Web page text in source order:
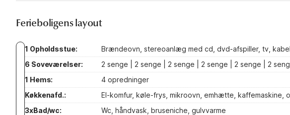
Ferieboligens layout
1 Opholdsstue:
Brændeovn, stereoanlæg med cd, dvd-afspiller, tv,
6 Soveværelser:
2 senge | 2 senge | 2 senge | 2 senge | 2 senge | 2
1 Hems:
4 opredninger
Køkkenafd.:
El-komfur, køle-frys, mikroovn, emhætte, kaffemaskine,
3xBad/wc:
Wc, håndvask, bruseniche, gulvvarme